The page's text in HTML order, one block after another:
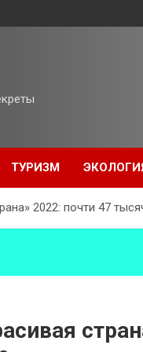
ТУРИЗМ
2022: почти 47